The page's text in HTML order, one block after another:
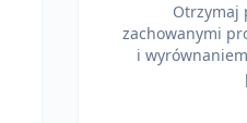
Otrzymaj
zachowanymi
i